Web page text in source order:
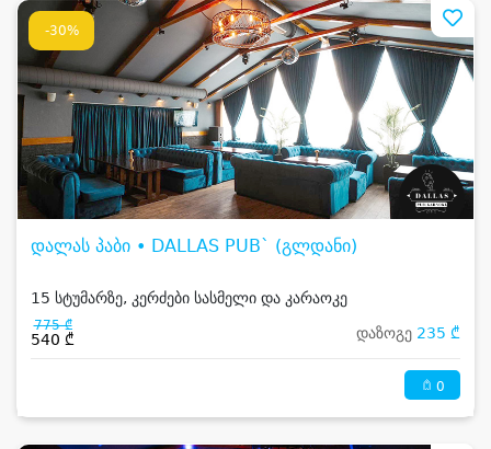
-30%
დალას პაბი • DALLAS PUB` (გლდანი)
15 სტუმარზე, კერძები სასმელი და კარაოკე
775 ₾
540 ₾ დაზოგე 235 ₾
0